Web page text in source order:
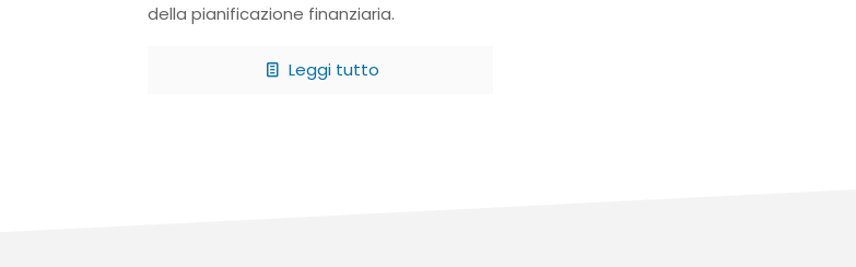
della pianificazione finanziaria.
Leggi tutto